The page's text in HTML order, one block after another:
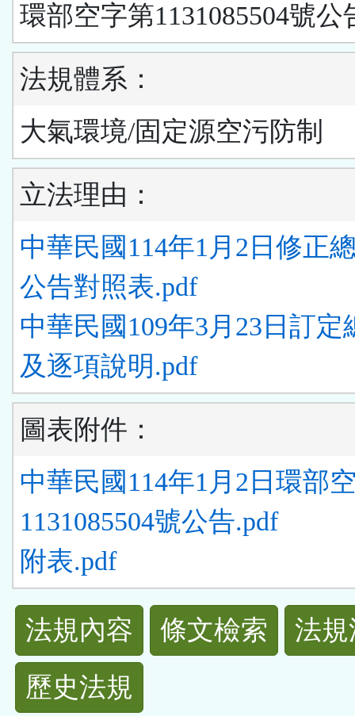
環部空字第1131085504號公
法規體系：
大氣環境/固定源空污防制
立法理由：
中華民國114年1月2日修正
公告對照表.pdf
中華民國109年3月23日訂定
及逐項說明.pdf
圖表附件：
中華民國114年1月2日環部
1131085504號公告.pdf
附表.pdf
法
規
功
法規內容 條文檢索
法
歷史法規